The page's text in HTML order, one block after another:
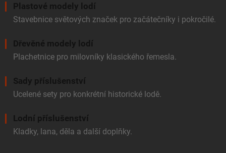
Plastové modely lodí
Stavebnice světových značek pro začátečníky i pokročilé.
Dřevěné modely lodí
Plachetnice pro milovníky klasického řemesla.
Sady příslušenství
Ucelené sety pro konkrétní historické lodě.
Lodní příslušenství
Kladky, lana, děla a další doplňky.